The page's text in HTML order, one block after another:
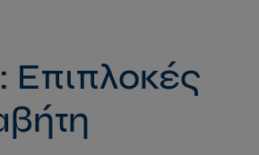
Επιπλοκές